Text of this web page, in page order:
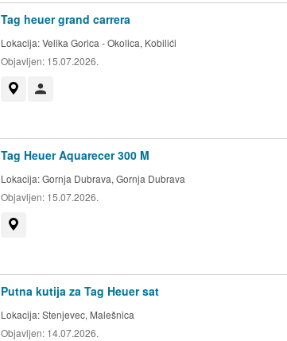
Tag heuer grand carrera
Lokacija:Velika Gorica - Okolica, Kobilići
Objavljen: 15.07.2026.
Tag Heuer Aquarecer 300 M
Lokacija:Gornja Dubrava, Gornja Dubrava
Objavljen: 15.07.2026.
Putna kutija za Tag Heuer sat
Lokacija:Stenjevec, Malešnica
Objavljen: 14.07.2026.